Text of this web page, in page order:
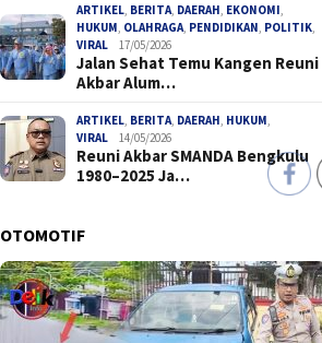
ARTIKEL BERITA DAERAH EKONOMI
HUKUM OLAHRAGA PENDIDIKAN POLITIK
VIRAL
17/05/2026
Jalan Sehat Temu Kangen Reuni
Akbar Alum…
ARTIKEL BERITA DAERAH HUKUM
VIRAL
14/05/2026
Reuni Akbar SMANDA Bengkulu
1980–2025 Ja…
OTOMOTIF